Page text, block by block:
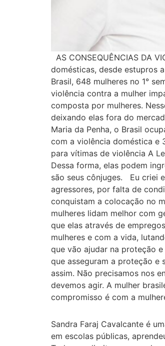
AS CONSEQUÊNCIAS DA
domésticas, desde estupros
Brasil, 648 mulheres no 1°
violência contra a mulher
composta por mulheres.
deixando elas fora do
Maria da Penha, o Brasil
com a violência doméstica e
para vítimas de violência A
Dessa forma, elas podem
são seus cônjuges. Eu criei
agressores, por falta de
conquistam a colocação no
mulheres lidam melhor com
que elas através de
mulheres e com a vida,
que vão ajudar na proteção
que asseguram a proteção e
assim. Não precisamos nos
devemos agir. A mulher
compromisso é com a
Sandra Faraj Cavalcante é
em escolas públicas,